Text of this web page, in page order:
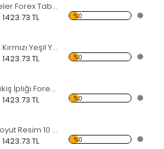
Renkli Şişeler Forex Tablo
1423.73 TL %0
Dökülmüş Kırmızı Yeşil Yapraklar Forex Tablo
1423.73 TL %0
Elma ve Dikiş İpliği Forex Tablo
1423.73 TL %0
Modern Soyut Resim 10 Forex Tablo
1423.73 TL %0